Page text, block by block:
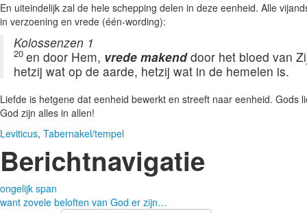
En uiteindelijk zal de hele schepping delen in deze eenheid. Alle
in verzoening en vrede (één-wording):
Kolossenzen 1
20 en door Hem, vrede makenddoor het bloed van
hetzij wat op de aarde, hetzij wat in de hemelen is.
Liefde is hetgene dat eenheid bewerkt en streeft naar eenheid.
God zijn alles in allen!
Leviticus, Tabernakel/tempel
Berichtnavigatie
ongelijk span
want zovele beloften van God er zijn…